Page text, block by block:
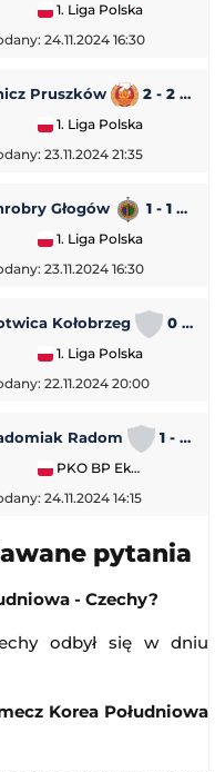
1. Liga Polska
24.11.2024 16:30
SiedlcePruszków 2 - 2
1. Liga Polska
23.11.2024 21:35
Głogów 1 - 1
1. Liga Polska
23.11.2024 16:30
Kołobrzeg 0 - 5
1. Liga Polska
22.11.2024 20:00
Radom 1 - 2
PKO BP Ekstraklasa
24.11.2024 14:15
pytania
- Czechy?
odbył się w dniu
Korea Południowa